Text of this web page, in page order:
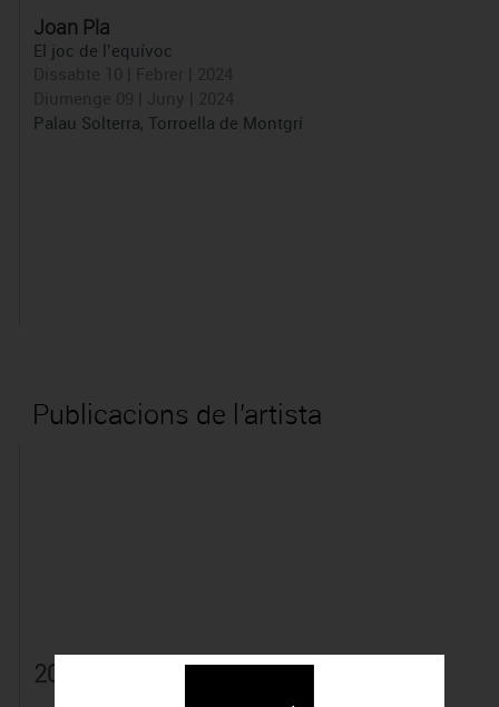
Joan Pla
El joc de l’equívoc
Palau Solterra, Torroella de Montgrí
Publicacions de l'artista
2024